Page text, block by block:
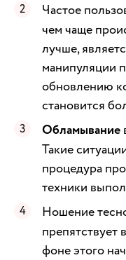
Частое
чем чаще
лучше,
манипуляции
обновлению
становится
Обламывание
Такие
процедура
техники
Ношение
препятствует
фоне этого